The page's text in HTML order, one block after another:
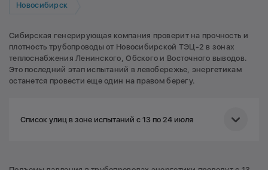
Новосибирск
Сибирская генерирующая компания проверит на прочность и
плотность трубопроводы от Новосибирской ТЭЦ-2 в зонах
теплоснабжения Ленинского, Обского и Восточного выводов.
Это последний этап испытаний в левобережье, энергетикам
останется провести еще один на правом берегу.
Список улиц в зоне испытаний с 13 по 24 июля